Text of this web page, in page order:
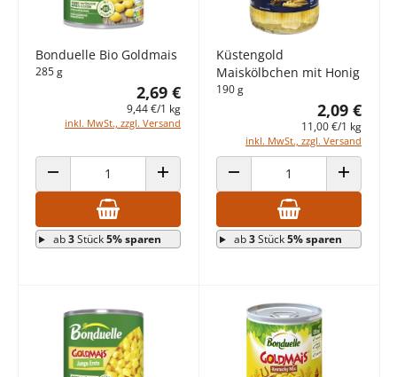
Bonduelle Bio Goldmais
285 g
2,69 €
9,44 €/1 kg
inkl. MwSt., zzgl. Versand
ANZAHL VERRINGERN ANZAHL ERHÖHEN
ab3Stück5% sparen
Küstengold
Maiskölbchen mit Honig
190 g
2,09 €
11,00 €/1 kg
inkl. MwSt., zzgl. Versand
ANZAHL VERRINGERN ANZAHL
ab3Stück5% sparen